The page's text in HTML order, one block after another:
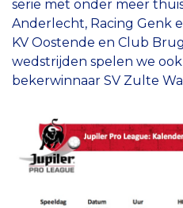
serie met onder meer
Anderlecht, Racing Genk
KV Oostende en Club
wedstrijden spelen we
bekerwinnaar SV Zulte